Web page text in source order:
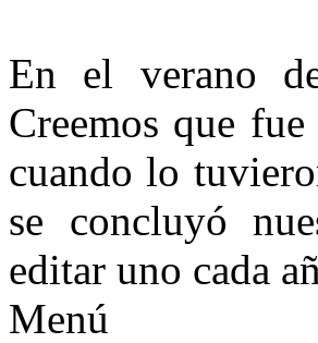
En el verano
Creemos que
cuando lo
se concluyó
editar uno cada
Menú